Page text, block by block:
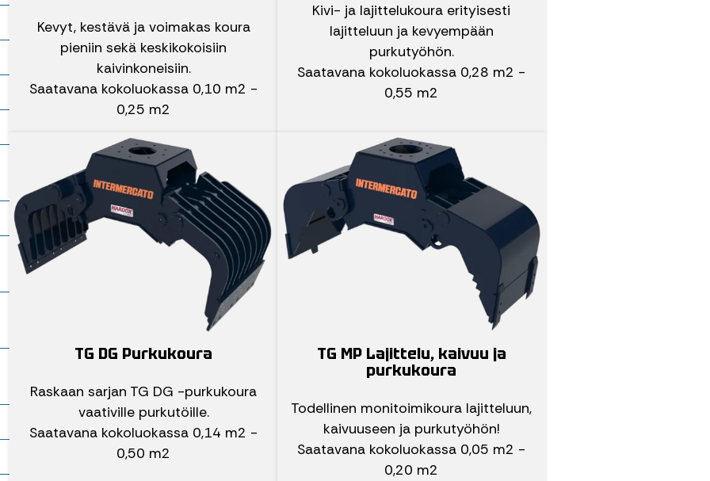
Kevyt, kestävä ja voimakas koura
pieniin sekä keskikokoisiin
kaivinkoneisiin.
Saatavana kokoluokassa 0,10 m2 -
0,25 m2
Kivi- ja lajittelukoura erityisesti
lajitteluun ja kevyempään
purkutyöhön.
Saatavana kokoluokassa 0,28 m2 -
0,55 m2
TG DG Purkukoura
Raskaan sarjan TG DG -purkukoura
vaativille purkutöille.
Saatavana kokoluokassa 0,14 m2 -
0,50 m2
TG MP Lajittelu, kaivuu ja
purkukoura
Todellinen monitoimikoura lajitteluun,
kaivuuseen ja purkutyöhön!
Saatavana kokoluokassa 0,05 m2 -
0,20 m2